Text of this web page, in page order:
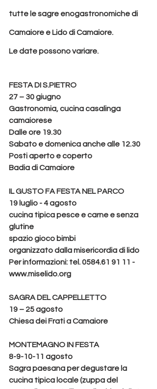
tutte le sagre enogastronomiche di
Camaiore e Lido di Camaiore.
Le date possono variare.
FESTA DI S.PIETRO
27 – 30 giugno
Gastronomia, cucina casalinga
camaiorese
Dalle ore 19.30
Sabato e domenica anche alle 12.30
Posti aperto e coperto
Badia di Camaiore
IL GUSTO FA FESTA NEL PARCO
19 luglio - 4 agosto
cucina tipica pesce e carne e senza
glutine
spazio gioco bimbi
organizzato dalla misericordia di lido
Per informazioni: tel. 0584.61 91 11 -
www.miselido.org
SAGRA DEL CAPPELLETTO
19 – 25 agosto
Chiesa dei Frati a Camaiore
MONTEMAGNO IN FESTA
8-9-10-11 agosto
Sagra paesana per degustare la
cucina tipica locale (zuppa del